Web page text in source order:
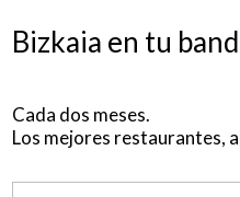
Bizkaia en tu
Cada dos meses.
Los mejores restaurantes,